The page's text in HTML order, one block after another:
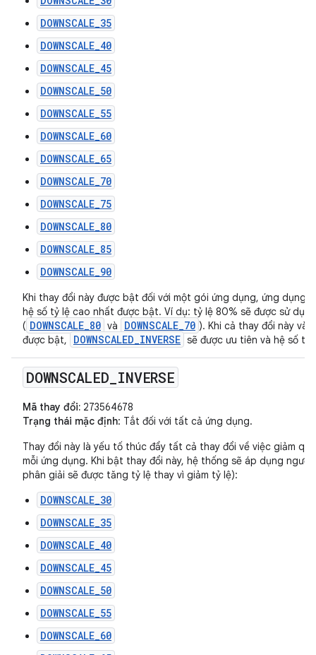
DOWNSCALE_35
DOWNSCALE_40
DOWNSCALE_45
DOWNSCALE_50
DOWNSCALE_55
DOWNSCALE_60
DOWNSCALE_65
DOWNSCALE_70
DOWNSCALE_75
DOWNSCALE_80
DOWNSCALE_85
DOWNSCALE_90
Khi thay đổi này được bật đối với một gói ứng dụng, ứng dụng
hệ số tỷ lệ cao nhất được bật. Ví dụ: tỷ lệ 80% sẽ được sử
( DOWNSCALE_80 và DOWNSCALE_70 ). Khi cả thay đổi này và
được bật, DOWNSCALED_INVERSE sẽ được ưu tiên và hệ số tỷ
DOWNSCALED INVERSE
Mã thay đổi: 273564678
Trạng thái mặc định: Tắt đối với tất cả ứng dụng.
Thay đổi này là yếu tố thúc đẩy tất cả thay đổi về việc giảm
mỗi ứng dụng. Khi bật thay đổi này, hệ thống sẽ áp dụng
phân giải sẽ được tăng tỷ lệ thay vì giảm tỷ lệ):
DOWNSCALE_30
DOWNSCALE_35
DOWNSCALE_40
DOWNSCALE_45
DOWNSCALE_50
DOWNSCALE_55
DOWNSCALE_60